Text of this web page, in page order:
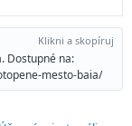
Klikni a skopíruj
Dostupné na:
mesto-baia/